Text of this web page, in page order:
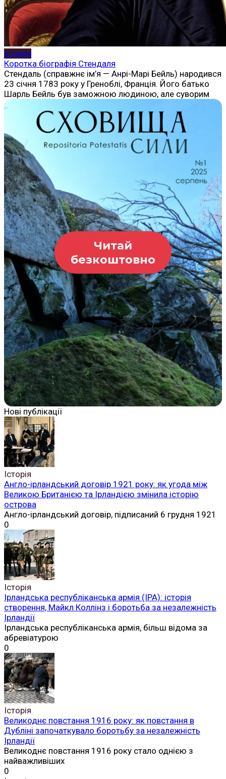
Історія
Коротка біографія Стендаля
Стендаль (справжнє ім’я — Анрі-Марі Бейль) народився
23 січня 1783 року у Греноблі, Франція. Його батько
Шарль Бейль був заможною людиною, але суворим
Читай
безкоштовно
Нові публікації
Історія
Англо-ірландський договір 1921 року: як угода між
Великою Британією та Ірландією змінила історію
острова
Англо-ірландський договір, підписаний 6 грудня 1921
0
Історія
Ірландська республіканська армія (ІРА): історія
створення, Майкл Коллінз і боротьба за незалежність
Ірландії
Ірландська республіканська армія, більш відома за
абревіатурою
0
Історія
Великоднє повстання 1916 року: як повстання в
Дубліні започаткувало боротьбу за незалежність
Ірландії
Великоднє повстання 1916 року стало однією з
найважливіших
0